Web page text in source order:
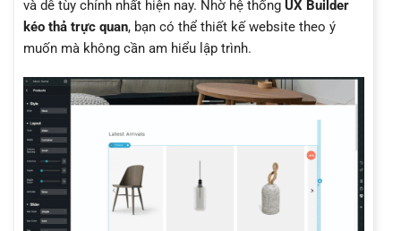
và dễ tùy chỉnh nhất hiện nay. Nhờ hệ thống UX Builder
kéo thả trực quan, bạn có thể thiết kế website theo ý
muốn mà không cần am hiểu lập trình.